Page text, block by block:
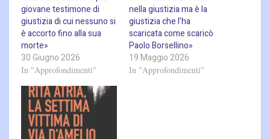
giovane testimone di
giustizia di cui nessuno si
è accorto fino alla sua
morte»
30 Giugno 2026
In "Approfondimenti"
nella giustizia ma è la
giustizia che l’ha
scaricata come scaricò
Paolo Borsellino»
19 Maggio 2026
In "Approfondimenti"